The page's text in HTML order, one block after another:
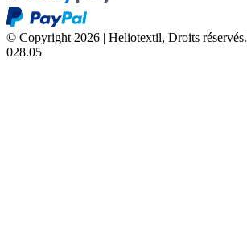
© Copyright 2026 | Heliotextil, Droits réservés.
028.05